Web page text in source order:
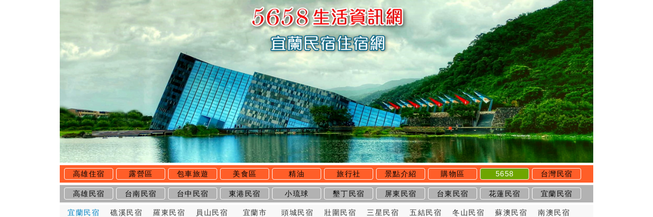
高雄住宿 露營區 包車旅遊 美食區 精油 旅行社 景點介紹 購物區 5658 台灣民宿
高雄民宿 台南民宿 台中民宿 東港民宿 小琉球 墾丁民宿 屏東民宿 台東民宿 花蓮民宿 宜蘭民宿
宜蘭民宿 礁溪民宿 羅東民宿 員山民宿 宜蘭市 頭城民宿 壯圍民宿 三星民宿 五結民宿 冬山民宿 蘇澳民宿 南澳民宿